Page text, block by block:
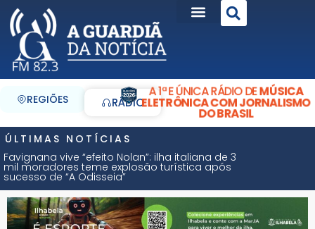
REGIÕES RÁDIO
A 1ª E ÚNICA RÁDIO DEMÚSICA
ELETRÔNICA COM JORNALISMO
DO BRASIL
ÚLTIMAS NOTÍCIAS
Favignana vive “efeito Nolan”: ilha italiana de 3
mil moradores teme explosão turística após
sucesso de “A Odisseia”